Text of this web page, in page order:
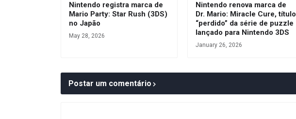
Nintendo registra marca de
Mario Party: Star Rush (3DS)
no Japão
May 28, 2026
Nintendo renova marca de
Dr. Mario: Miracle Cure, título
“perdido” da série de puzzle
lançado para Nintendo 3DS
January 26, 2026
Postar um comentário